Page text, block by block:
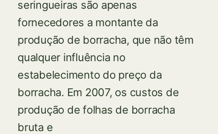
seringueiras são apenas
fornecedores a montante da
produção de borracha, que não têm
qualquer influência no
estabelecimento do preço da
borracha. Em 2007, os custos de
produção de folhas de borracha
bruta e